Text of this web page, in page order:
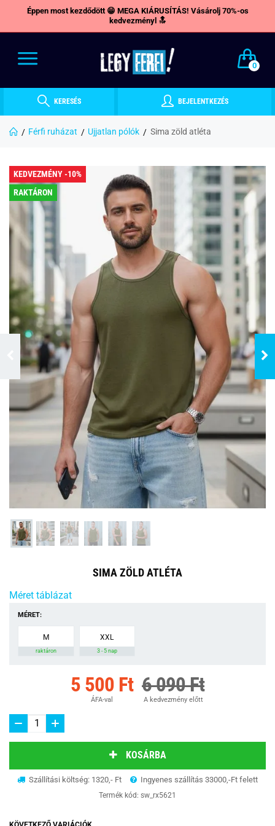
Éppen most kezdődött 😁 MEGA KIÁRUSÍTÁS! Vásárolj 70%-os
kedvezményl 🔝
0
KERESÉS BEJELENTKEZÉS
Férfi ruházat Ujjatlan pólók Sima zöld atléta
KEDVEZMÉNY -10%
RAKTÁRON
SIMA ZÖLD ATLÉTA
Méret táblázat
MÉRET:
M
raktáron
XXL
3 - 5 nap
5 500 Ft
ÁFA-val
6 090 Ft
A kedvezmény előtt
KOSÁRBA
Szállítási költség: 1320,- Ft Ingyenes szállítás 33000,-Ft felett
Termék kód: sw_rx5621